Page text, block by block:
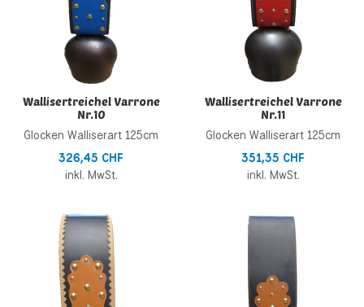
Wallisertreichel Varrone
Nr.10
Glocken Walliserart 125cm
326,45 CHF
inkl. MwSt.
Wallisertreichel Varrone
Nr.11
Glocken Walliserart 125cm
351,35 CHF
inkl. MwSt.
Zur Wunschliste hinzufügen
Zur Vergleichsliste hinzufügen
Schnellansicht